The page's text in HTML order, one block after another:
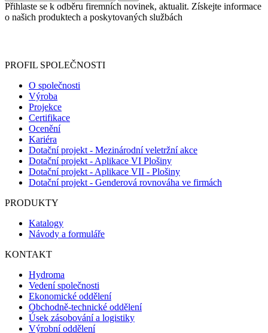
Přihlaste se k odběru firemních novinek, aktualit. Získejte informace
o našich produktech a poskytovaných službách
PROFIL SPOLEČNOSTI
O společnosti
Výroba
Projekce
Certifikace
Ocenění
Kariéra
Dotační projekt - Mezinárodní veletržní akce
Dotační projekt - Aplikace VI Plošiny
Dotační projekt - Aplikace VII - Plošiny
Dotační projekt - Genderová rovnováha ve firmách
PRODUKTY
Katalogy
Návody a formuláře
KONTAKT
Hydroma
Vedení společnosti
Ekonomické oddělení
Obchodně-technické oddělení
Úsek zásobování a logistiky
Výrobní oddělení